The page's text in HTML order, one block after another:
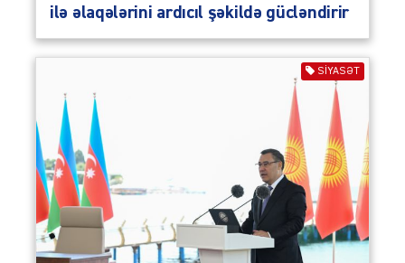
ilə əlaqələrini ardıcıl şəkildə gücləndirir
SIYASƏT